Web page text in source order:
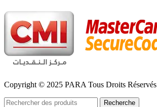
Copyright © 2025 PARA Tous Droits Réservés
Recherche